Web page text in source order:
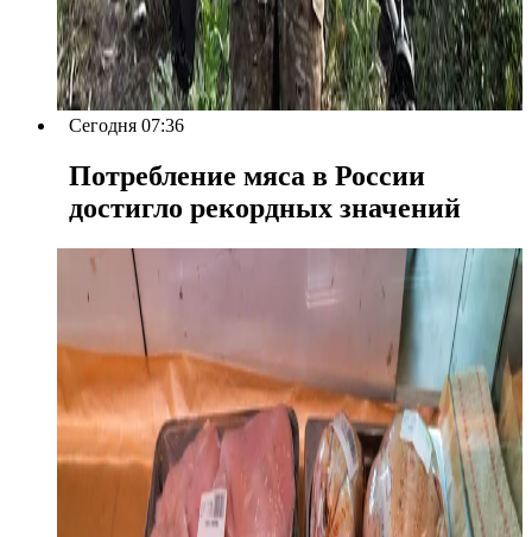
Сегодня 07:36
Потребление мяса в России
достигло рекордных значений